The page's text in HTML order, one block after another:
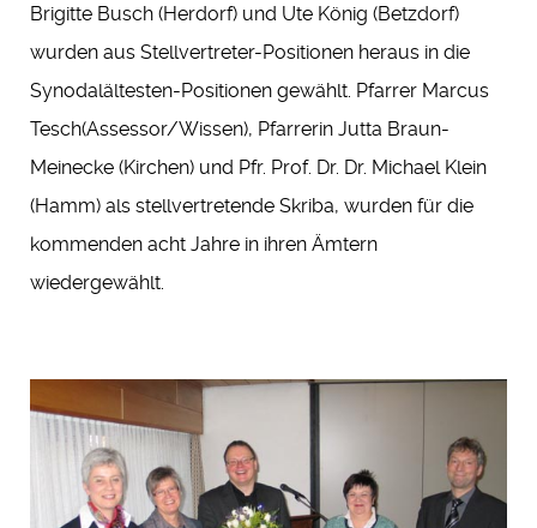
Brigitte Busch (Herdorf) und Ute König (Betzdorf)
wurden aus Stellvertreter-Positionen heraus in die
Synodalältesten-Positionen gewählt. Pfarrer Marcus
Tesch(Assessor/Wissen), Pfarrerin Jutta Braun-
Meinecke (Kirchen) und Pfr. Prof. Dr. Dr. Michael Klein
(Hamm) als stellvertretende Skriba, wurden für die
kommenden acht Jahre in ihren Ämtern
wiedergewählt.